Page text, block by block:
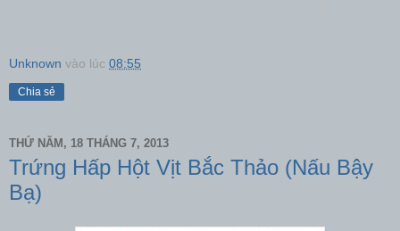
Unknown vào lúc 08:55
Chia sẻ
THỨ NĂM, 18 THÁNG 7, 2013
Trứng Hấp Hột Vịt Bắc Thảo (Nấu Bậy
Bạ)